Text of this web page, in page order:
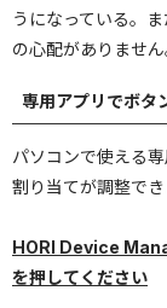
うになっている。
の心配がありません
専用アプリでボタ
パソコンで使える
割り当てが調整でき
HORI Device
を押してください